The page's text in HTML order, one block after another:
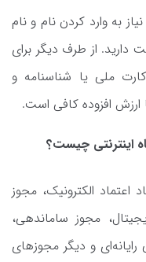
به وارد کردن نام و نام
از طرف دیگر برای
ملی یا شناسنامه و
افزوده کافی است.
اینترنتی چیست؟
اعتماد الکترونیک، مجوز
مجوز ساماندهی،
و دیگر مجوزهای